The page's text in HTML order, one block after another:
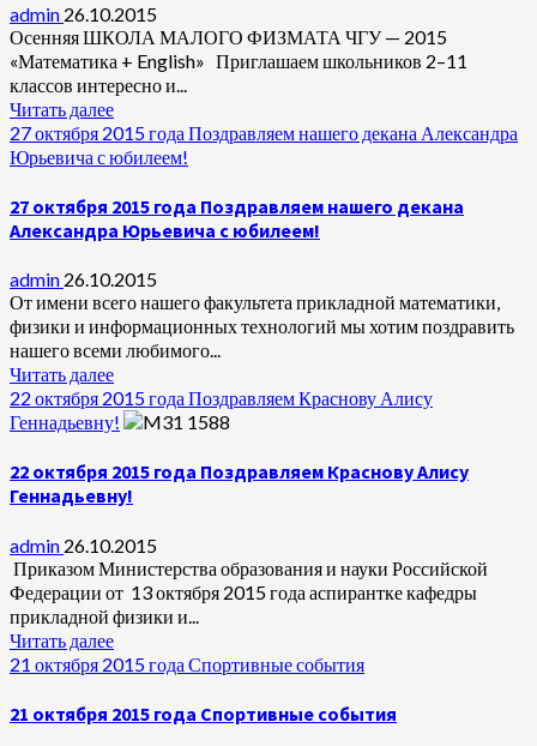
admin 26.10.2015
Осенняя ШКОЛА МАЛОГО ФИЗМАТА ЧГУ — 2015
«Математика + English» Приглашаем школьников 2–11
классов интересно и...
Читать далее
27 октября 2015 года Поздравляем нашего декана Александра
Юрьевича с юбилеем!
27 октября 2015 года Поздравляем нашего декана
Александра Юрьевича с юбилеем!
admin 26.10.2015
От имени всего нашего факультета прикладной математики,
физики и информационных технологий мы хотим поздравить
нашего всеми любимого...
Читать далее
22 октября 2015 года Поздравляем Краснову Алису
Геннадьевну!
22 октября 2015 года Поздравляем Краснову Алису
Геннадьевну!
admin 26.10.2015
Приказом Министерства образования и науки Российской
Федерации от 13 октября 2015 года аспирантке кафедры
прикладной физики и...
Читать далее
21 октября 2015 года Спортивные события
21 октября 2015 года Спортивные события